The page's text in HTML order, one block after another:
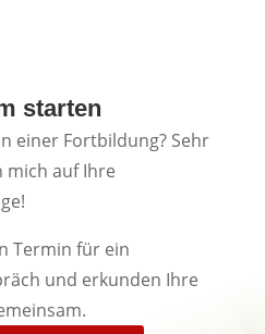
starten
einer Fortbildung? Sehr
mich auf Ihre
Termin für ein
und erkunden Ihre